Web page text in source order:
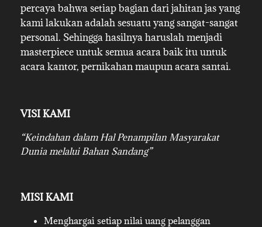
percaya bahwa setiap bagian dari jahitan jas yang
kami lakukan adalah sesuatu yang sangat-sangat
personal. Sehingga hasilnya haruslah menjadi
masterpiece untuk semua acara baik itu untuk
acara kantor, pernikahan maupun acara santai.
VISI KAMI
“Keindahan dalam Hal Penampilan Masyarakat
Dunia melalui Bahan Sandang”
MISI KAMI
Menghargai setiap nilai uang pelanggan